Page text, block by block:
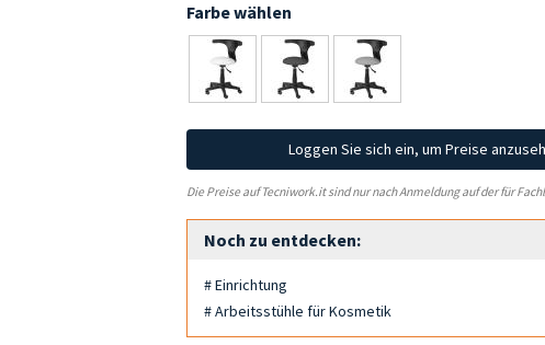
Farbe wählen
Loggen Sie sich ein, um Preise
Die Preise auf Tecniwork.it sind nur nach Anmeldung auf der für
Noch zu entdecken:
# Einrichtung
# Arbeitsstühle für Kosmetik